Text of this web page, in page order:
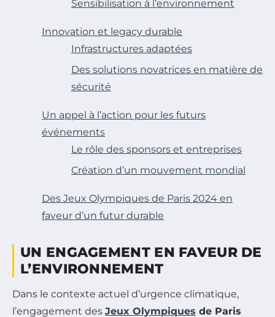
Sensibilisation à l’environnement
Innovation et legacy durable
Infrastructures adaptées
Des solutions novatrices en matière de
sécurité
Un appel à l’action pour les futurs
événements
Le rôle des sponsors et entreprises
Création d’un mouvement mondial
Des Jeux Olympiques de Paris 2024 en
faveur d’un futur durable
UN ENGAGEMENT EN FAVEUR DE
L’ENVIRONNEMENT
Dans le contexte actuel d’urgence climatique,
l’engagement des Jeux Olympiques de Paris